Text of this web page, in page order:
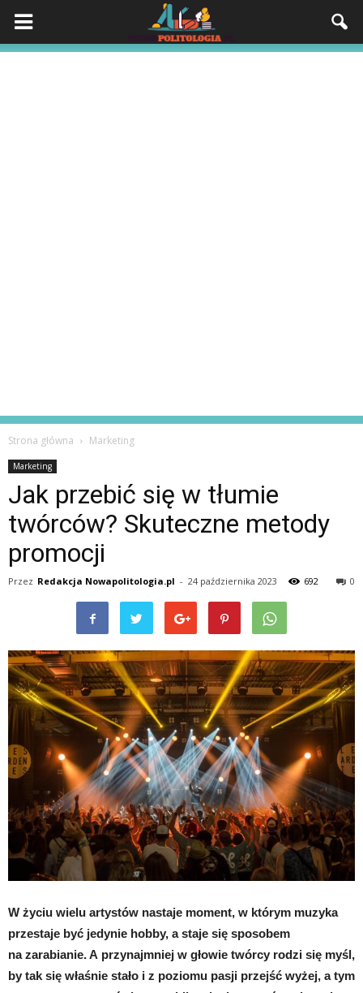
Strona główna Marketing
Marketing
Jak przebić się w tłumie
twórców? Skuteczne metody
promocji
Przez Redakcja Nowapolitologia.pl - 24 października 2023 0
692
W życiu wielu artystów nastaje moment, w którym muzyka
przestaje być jedynie hobby, a staje się sposobem
na zarabianie. A przynajmniej w głowie twórcy rodzi się myśl,
by tak się właśnie stało i z poziomu pasji przejść wyżej, a tym